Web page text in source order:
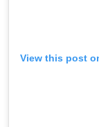
View this post